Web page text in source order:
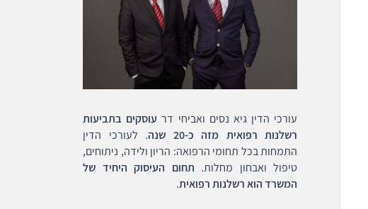
עורכי הדין גיא נסים ואביחי דר עוסקים בתביעות
רשלנות רפואית מזה כ-20 שנה
. לעורכי הדין
התמחות בכל תחומי הרפואה: הריון ולידה, ניתוחים,
טיפול ואבחון מחלות. תחום העיסוק היחיד של
המשרד הוא רשלנות רפואית.